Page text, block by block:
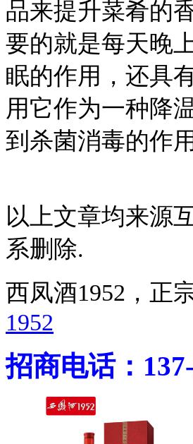
品来提升菜肴的
要的就是每天晚
眠的作用，还具
用它作为一种降
到杀菌消毒的作用
以上文章均来源
系删除.
西凤酒1952，正
1952
招商电话：